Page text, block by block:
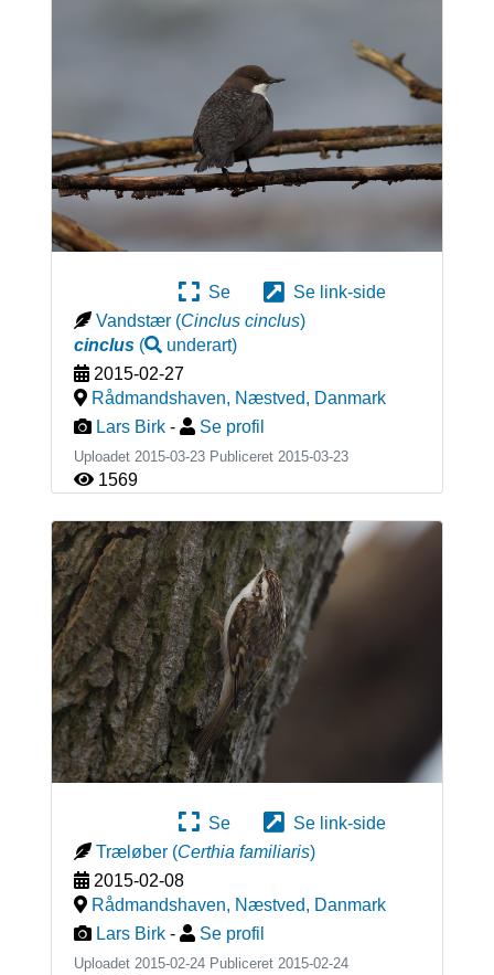
Se
Se link-side
Vandstær (Cinclus cinclus)
cinclus( underart)
2015-02-27
Rådmandshaven, Næstved, Danmark
Lars Birk - Se profil
Uploadet 2015-03-23 Publiceret 2015-03-23
1569
Se
Se link-side
Træløber (Certhia familiaris)
2015-02-08
Rådmandshaven, Næstved, Danmark
Lars Birk - Se profil
Uploadet 2015-02-24 Publiceret 2015-02-24